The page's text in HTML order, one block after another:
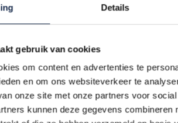
Details
gebruik van cookies
om content en advertenties te
en om ons websiteverkeer te
onze site met onze partners voor
kunnen deze gegevens combineren
katoenen pantalon effen donkerblauw slim fit
Tramarossa
jeans Leonardo spijker